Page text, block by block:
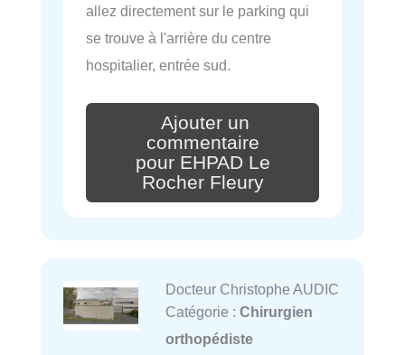
allez directement sur le parking qui
se trouve à l'arrière du centre
hospitalier, entrée sud.
Ajouter un
commentaire
pour EHPAD Le
Rocher Fleury
Docteur Christophe AUDIC
Catégorie : Chirurgien
orthopédiste